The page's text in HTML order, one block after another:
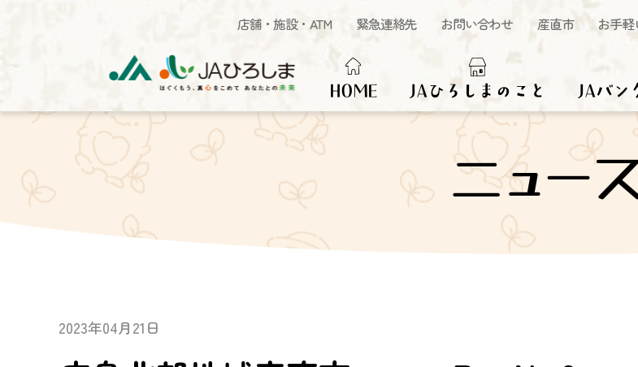
店舗・施設・ATM 緊急連絡先 お問い合わせ 産直市 お手
HOME JAひろしまのこと JAバン
ニュー
2023年04月21日